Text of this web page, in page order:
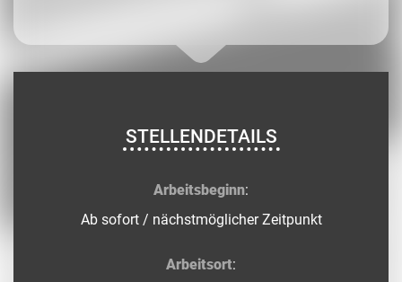
STELLENDETAILS
Arbeitsbeginn:
Ab sofort / nächstmöglicher Zeitpunkt
Arbeitsort: